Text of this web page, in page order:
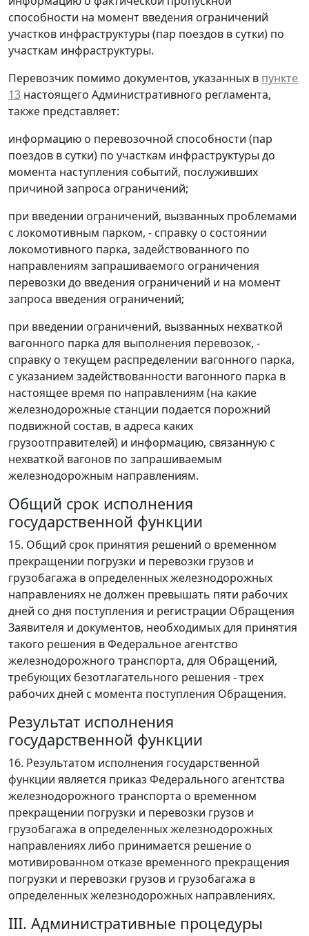
способности на момент введения ограничений
участков инфраструктуры (пар поездов в сутки) по
участкам инфраструктуры.
Перевозчик помимо документов, указанных в пункте
13 настоящего Административного регламента,
также представляет:
информацию о перевозочной способности (пар
поездов в сутки) по участкам инфраструктуры до
момента наступления событий, послуживших
причиной запроса ограничений;
при введении ограничений, вызванных проблемами
с локомотивным парком, - справку о состоянии
локомотивного парка, задействованного по
направлениям запрашиваемого ограничения
перевозки до введения ограничений и на момент
запроса введения ограничений;
при введении ограничений, вызванных нехваткой
вагонного парка для выполнения перевозок, -
справку о текущем распределении вагонного парка,
с указанием задействованности вагонного парка в
настоящее время по направлениям (на какие
железнодорожные станции подается порожний
подвижной состав, в адреса каких
грузоотправителей) и информацию, связанную с
нехваткой вагонов по запрашиваемым
железнодорожным направлениям.
Общий срок исполнения
государственной функции
15. Общий срок принятия решений о временном
прекращении погрузки и перевозки грузов и
грузобагажа в определенных железнодорожных
направлениях не должен превышать пяти рабочих
дней со дня поступления и регистрации Обращения
Заявителя и документов, необходимых для принятия
такого решения в Федеральное агентство
железнодорожного транспорта, для Обращений,
требующих безотлагательного решения - трех
рабочих дней с момента поступления Обращения.
Результат исполнения
государственной функции
16. Результатом исполнения государственной
функции является приказ Федерального агентства
железнодорожного транспорта о временном
прекращении погрузки и перевозки грузов и
грузобагажа в определенных железнодорожных
направлениях либо принимается решение о
мотивированном отказе временного прекращения
погрузки и перевозки грузов и грузобагажа в
определенных железнодорожных направлениях.
III. Административные процедуры